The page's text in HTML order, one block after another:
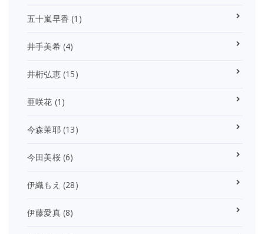
五十嵐早香 (1)
井手美希(4)
井桁弘恵(15)
亜咲花 (1)
今森茉耶(13)
今田美桜(6)
伊織もえ (28)
伊藤愛真(8)